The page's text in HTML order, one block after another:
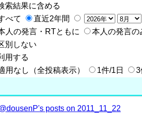
索結果に含める
べて 直近2年間
人の発言・RTともに 本人の発言の
別しない
用する
用なし（全投稿表示） 1件/1日 3
posts on 2011_11_22